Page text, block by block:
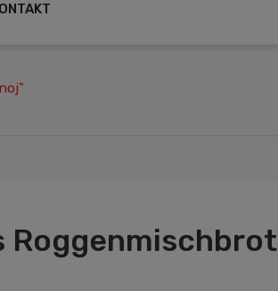
Roggenmischbrot